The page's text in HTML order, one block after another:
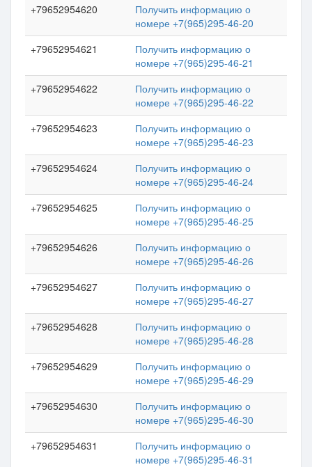
+79652954620
Получить информацию о
номере +7(965)295-46-20
+79652954621
Получить информацию о
номере +7(965)295-46-21
+79652954622
Получить информацию о
номере +7(965)295-46-22
+79652954623
Получить информацию о
номере +7(965)295-46-23
+79652954624
Получить информацию о
номере +7(965)295-46-24
+79652954625
Получить информацию о
номере +7(965)295-46-25
+79652954626
Получить информацию о
номере +7(965)295-46-26
+79652954627
Получить информацию о
номере +7(965)295-46-27
+79652954628
Получить информацию о
номере +7(965)295-46-28
+79652954629
Получить информацию о
номере +7(965)295-46-29
+79652954630
Получить информацию о
номере +7(965)295-46-30
+79652954631
Получить информацию о
номере +7(965)295-46-31